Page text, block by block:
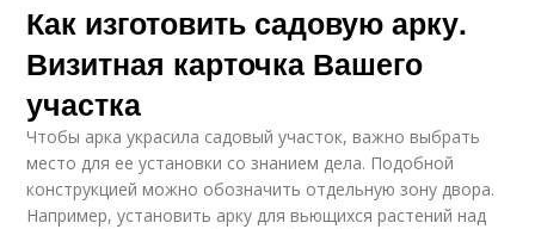
Как изготовить садовую арку.
Визитная карточка Вашего
участка
Чтобы арка украсила садовый участок, важно выбрать
место для ее установки со знанием дела. Подобной
конструкцией можно обозначить отдельную зону двора.
Например, установить арку для вьющихся растений над